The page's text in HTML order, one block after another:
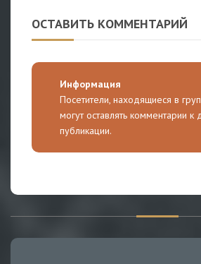
ОСТАВИТЬ КОММЕНТАРИЙ
Информация
Посетители, находящиеся в
могут оставлять комментарии к
публикации.